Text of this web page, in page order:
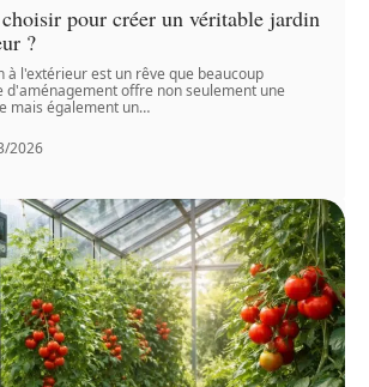
pour créer un véritable jardin
?
à l'extérieur est un rêve que beaucoup
d'aménagement offre non seulement une
mais également un…
2026